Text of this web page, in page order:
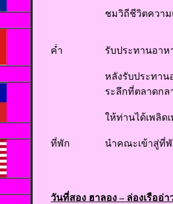
ชมวิถีชีวิตความ
ค่ำ รับประทานอา
หลังรับประทาน
ระลึกที่ตลาดกล
ให้ท่านได้เพลิด
ที่พัก นำคณะเข้าสู่ที่
วันที่สอง ฮาลอง – ล่องเรืออ่